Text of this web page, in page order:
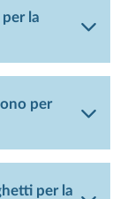
la
per
per la